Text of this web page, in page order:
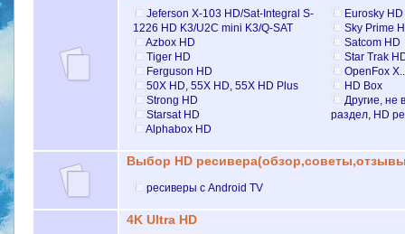
Jeferson X-103 HD/Sat-Integral S-
1226 HD K3/U2C mini K3/Q-SAT
Azbox HD
Tiger HD
Ferguson HD
50X HD, 55X HD, 55X HD Plus
Strong HD
Starsat HD
Alphabox HD
Eurosky HD
Sky Prime
Satcom HD
Star Trak
OpenFox
НD Box
Другие, не
раздел, HD
Выбор HD
ресиверы с Android TV
4K Ultra HD